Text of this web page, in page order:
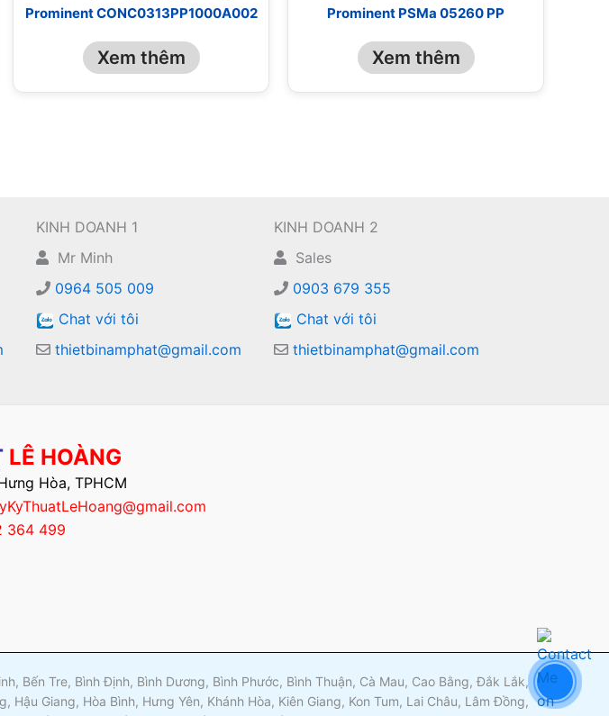
Prominent CONC0313PP1000A002
Xem thêm
Prominent PSMa 05260 PP
Xem thêm
KINH DOANH 1
Mr Minh
0964 505 009
Chat với tôi
thietbinamphat@gmail.com
KINH DOANH 2
Sales
0903 679 355
Chat với tôi
thietbinamphat@gmail.com
LÊ HOÀNG
Hòa, TPHCM
364 499
Bến Tre, Bình Định, Bình Dương, Bình Phước, Bình Thuận, Cà Mau, Cao Bằng, Đắk Lắk,
Giang, Hòa Bình, Hưng Yên, Khánh Hòa, Kiên Giang, Kon Tum, Lai Châu, Lâm Đồng,